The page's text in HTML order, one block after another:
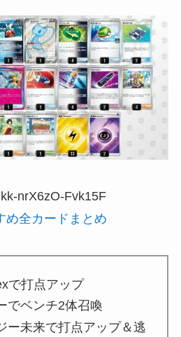
nrX6zO-Fvk15F
め全カードまとめ
で打点アップ
でベンチ2体召喚
ー未来で打点アップ＆逃